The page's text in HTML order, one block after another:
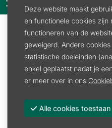
Verkoop
Jerrycan
Promoties
Deze website maakt
en functionele cookies zijn
functioneren van de
geweigerd. Andere
statistische doeleinden
enkel geplaatst nadat je
er meer over in ons
Alle cookies toestaan